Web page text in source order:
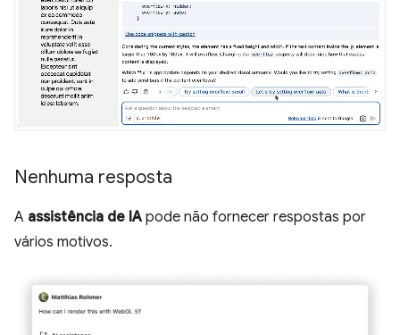
Nenhuma resposta
A assistência de IA pode não fornecer respostas por
vários motivos.